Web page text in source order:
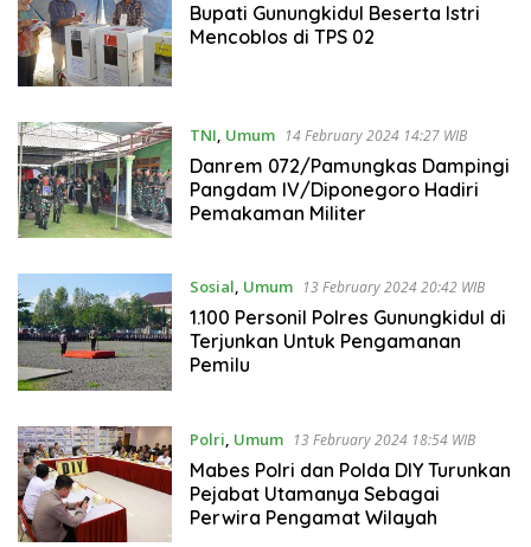
Bupati Gunungkidul Beserta Istri
Mencoblos di TPS 02
TNI, Umum 14 February 2024 14:27 WIB
Danrem 072/Pamungkas Dampingi
Pangdam IV/Diponegoro Hadiri
Pemakaman Militer
Sosial, Umum 13 February 2024 20:42 WIB
1.100 Personil Polres Gunungkidul di
Terjunkan Untuk Pengamanan
Pemilu
Polri, Umum 13 February 2024 18:54 WIB
Mabes Polri dan Polda DIY Turunkan
Pejabat Utamanya Sebagai
Perwira Pengamat Wilayah